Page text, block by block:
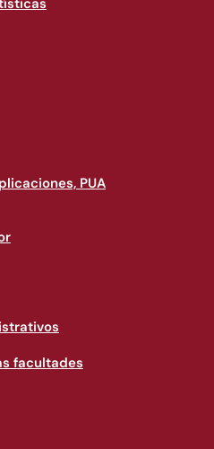
PUA
facultades